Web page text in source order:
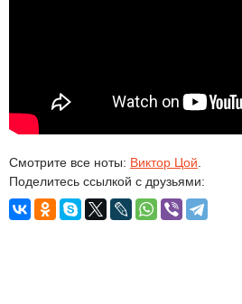
Смотрите все ноты: Виктор Цой
Поделитесь ссылкой с друзьями: